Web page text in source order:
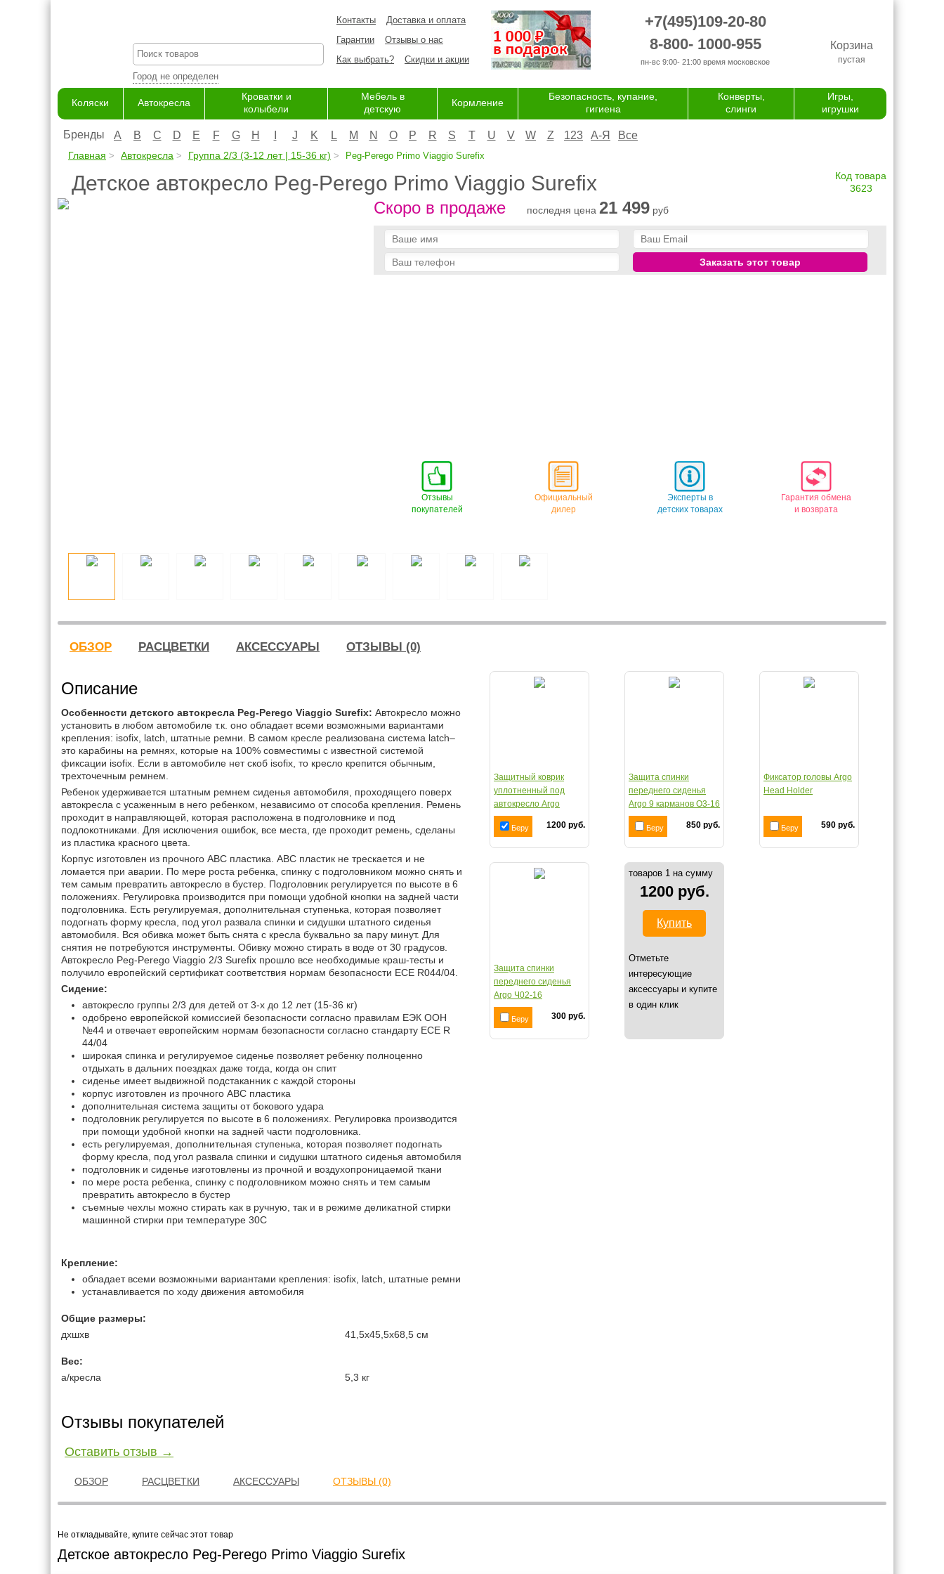
Город не определен
Контакты
Доставка и оплата
Гарантии
Отзывы о нас
Как выбрать?
Скидки и акции
+7(495)109-20-80
8-800- 1000-955
пн-вс 9:00- 21:00 время московское
Корзина
пустая
Коляски Автокресла
Кроватки и
колыбели
Мебель в
детскую
Кормление
Безопасность, купание,
гигиена
Конверты,
слинги
Игры,
игрушки
Бренды A B C D E F G H J K L M N O P R S T U V W Z 123 А-Я Все
Главная Автокресла Группа 2/3 (3-12 лет | 15-36 кг) Peg-Perego Primo Viaggio Surefix
Детское автокресло Peg-Perego Primo Viaggio Surefix
Код товара
3623
Скоро в продаже последня цена 21 499 руб
Заказать этот товар
Отзывы
покупателей
Официальный
дилер
Эксперты в
детских товарах
Гарантия обмена
и возврата
ОБЗОР РАСЦВЕТКИ АКСЕССУАРЫ ОТЗЫВЫ (0)
Описание
Особенности детского автокресла Peg-Perego Viaggio Surefix: Автокресло можно
установить в любом автомобиле т.к. оно обладает всеми возможными вариантами
крепления: isofix, latch, штатные ремни. В самом кресле реализована система latch–
это карабины на ремнях, которые на 100% совместимы с известной системой
фиксации isofix. Если в автомобиле нет скоб isofix, то кресло крепится обычным,
трехточечным ремнем.
Ребенок удерживается штатным ремнем сиденья автомобиля, проходящего поверх
автокресла с усаженным в него ребенком, независимо от способа крепления. Ремень
проходит в направляющей, которая расположена в подголовнике и под
подлокотниками. Для исключения ошибок, все места, где проходит ремень, сделаны
из пластика красного цвета.
Корпус изготовлен из прочного АВС пластика. АВС пластик не трескается и не
ломается при аварии. По мере роста ребенка, спинку с подголовником можно снять и
тем самым превратить автокресло в бустер. Подголовник регулируется по высоте в 6
положениях. Регулировка производится при помощи удобной кнопки на задней части
подголовника. Есть регулируемая, дополнительная ступенька, которая позволяет
подогнать форму кресла, под угол развала спинки и сидушки штатного сиденья
автомобиля. Вся обивка может быть снята с кресла буквально за пару минут. Для
снятия не потребуются инструменты. Обивку можно стирать в воде от 30 градусов.
Автокресло Peg-Perego Viaggio 2/3 Surefix прошло все необходимые краш-тесты и
получило европейский сертификат соответствия нормам безопасности ECE R044/04.
Сидение:
автокресло группы 2/3 для детей от 3-х до 12 лет (15-36 кг)
одобрено европейской комиссией безопасности согласно правилам ЕЭК ООН
№44 и отвечает европейским нормам безопасности согласно стандарту ECE R
44/04
широкая спинка и регулируемое сиденье позволяет ребенку полноценно
отдыхать в дальних поездках даже тогда, когда он спит
сиденье имеет выдвижной подстаканник с каждой стороны
корпус изготовлен из прочного АВС пластика
дополнительная система защиты от бокового удара
подголовник регулируется по высоте в 6 положениях. Регулировка производится
при помощи удобной кнопки на задней части подголовника.
есть регулируемая, дополнительная ступенька, которая позволяет подогнать
форму кресла, под угол развала спинки и сидушки штатного сиденья автомобиля
подголовник и сиденье изготовлены из прочной и воздухопроницаемой ткани
по мере роста ребенка, спинку с подголовником можно снять и тем самым
превратить автокресло в бустер
cъемные чехлы можно стирать как в ручную, так и в режиме деликатной стирки
машинной стирки при температуре 30С
Крепление:
обладает всеми возможными вариантами крепления: isofix, latch, штатные ремни
устанавливается по ходу движения автомобиля
Общие размеры:
дхшхв
41,5x45,5x68,5 см
Вес:
а/кресла
5,3 кг
Отзывы покупателей
Оставить отзыв →
Защитный коврик
уплотненный под
автокресло Argo
Ч05КН-16
Беру 1200 руб.
Защита спинки
переднего сиденья
Argo 9 карманов О3-16
Беру 850 руб.
Фиксатор головы Argo
Head Holder
Беру 590 руб.
Защита спинки
переднего сиденья
Argo Ч02-16
Беру 300 руб.
товаров 1 на сумму
1200 руб.
Купить
Отметьте
интересующие
аксессуары и купите
в один клик
ОБЗОР РАСЦВЕТКИ АКСЕССУАРЫ ОТЗЫВЫ (0)
Не откладывайте, купите сейчас этот товар
Детское автокресло Peg-Perego Primo Viaggio Surefix